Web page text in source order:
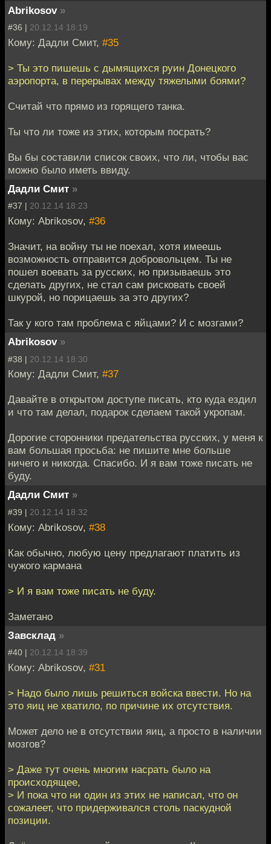
Abrikosov »
#36 | 20.12.14 18:19
Кому: Дадли Смит, #35
> Ты это пишешь с дымящихся руин Донецкого
аэропорта, в перерывах между тяжелыми боями?
Считай что прямо из горящего танка.
Ты что ли тоже из этих, которым посрать?
Вы бы составили список своих, что ли, чтобы вас
можно было иметь ввиду.
Дадли Смит »
#37 | 20.12.14 18:23
Кому: Abrikosov, #36
Значит, на войну ты не поехал, хотя имеешь
возможность отправится добровольцем. Ты не
пошел воевать за русских, но призываешь это
сделать других, не стал сам рисковать своей
шкурой, но порицаешь за это других?
Так у кого там проблема с яйцами? И с мозгами?
Abrikosov »
#38 | 20.12.14 18:30
Кому: Дадли Смит, #37
Давайте в открытом доступе писать, кто куда ездил
и что там делал, подарок сделаем такой укропам.
Дорогие сторонники предательства русских, у меня к
вам большая просьба: не пишите мне больше
ничего и никогда. Спасибо. И я вам тоже писать не
буду.
Дадли Смит »
#39 | 20.12.14 18:32
Кому: Abrikosov, #38
Как обычно, любую цену предлагают платить из
чужого кармана
> И я вам тоже писать не буду.
Заметано
Завсклад »
#40 | 20.12.14 18:39
Кому: Abrikosov, #31
> Надо было лишь решиться войска ввести. Но на
это яиц не хватило, по причине их отсутствия.
Может дело не в отсутствии яиц, а просто в наличии
мозгов?
> Даже тут очень многим насрать было на
происходящее,
> И пока что ни один из этих не написал, что он
сожалеет, что придерживался столь паскудной
позиции.